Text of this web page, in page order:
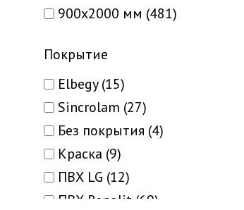
Milano (9)
Modern (21)
Napoli (4)
Oristano (6)
Paint (9)
Palermo (2)
900х2000 мм (481)
Покрытие
Elbegy (15)
Sincrolam (27)
Без покрытия (4)
Краска (9)
ПВХ LG (12)
ПВХ Renolit (69)